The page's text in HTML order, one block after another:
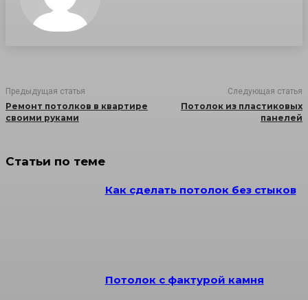
Предыдущая статья
Ремонт потолков в квартире
своими руками
Следующая статья
Потолок из пластиковых
панелей
Статьи по теме
Как сделать потолок без стыков
Потолок с фактурой камня